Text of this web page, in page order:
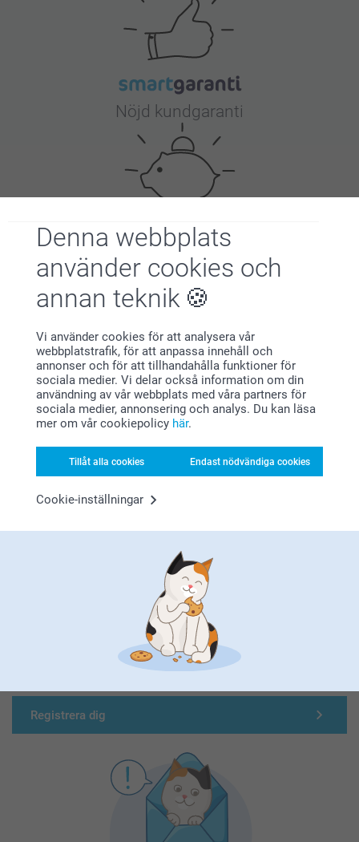
Denna webbplats
använder cookies och
annan teknik
Vi använder cookies för att analysera vår
webbplatstrafik, för att anpassa innehåll och
annonser och för att tillhandahålla funktioner för
sociala medier. Vi delar också information om din
användning av vår webbplats med våra partners för
sociala medier, annonsering och analys. Du kan läsa
mer om vår cookiepolicy här.
Tillåt alla cookies Endast nödvändiga cookies
Cookie-inställningar
Nöjd kundgaranti
Bonus på alla dina köp
Letar du efter inspiration?
Förstklassig kundservice
Registrera dig till vårt nyhetsbrev
Ange din e-postadress här
Registrera dig